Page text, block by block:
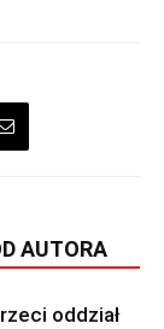
AUTORA
oddział